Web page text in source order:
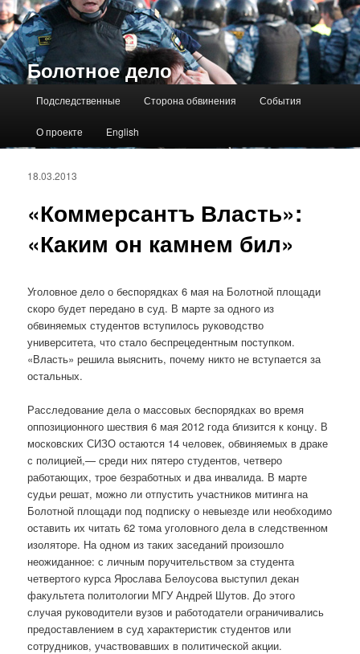
Болотное дело
Подследственные Сторона обвинения События
О проекте English
«Коммерсантъ Власть»:
«Каким он камнем бил»
18.03.2013
Уголовное дело о беспорядках 6 мая на Болотной площади
скоро будет передано в суд. В марте за одного из
обвиняемых студентов вступилось руководство
университета, что стало беспрецедентным поступком.
«Власть» решила выяснить, почему никто не вступается за
остальных.
Расследование дела о массовых беспорядках во время
оппозиционного шествия 6 мая 2012 года близится к концу. В
московских СИЗО остаются 14 человек, обвиняемых в драке
с полицией,— среди них пятеро студентов, четверо
работающих, трое безработных и два инвалида. В марте
судьи решат, можно ли отпустить участников митинга на
Болотной площади под подписку о невыезде или необходимо
оставить их читать 62 тома уголовного дела в следственном
изоляторе. На одном из таких заседаний произошло
неожиданное: с личным поручительством за студента
четвертого курса Ярослава Белоусова выступил декан
факультета политологии МГУ Андрей Шутов. До этого
случая руководители вузов и работодатели ограничивались
предоставлением в суд характеристик студентов или
сотрудников, участвовавших в политической акции.